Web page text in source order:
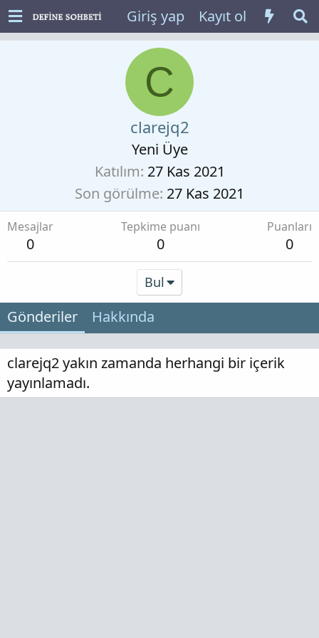
Giriş yap Kayıt ol
C
clarejq2
Yeni Üye
Katılım 27 Kas 2021
Son görülme 27 Kas 2021
Mesajlar
0
Tepkime puanı
0
Puanları
0
Bul
Gönderiler Hakkında
clarejq2 yakın zamanda herhangi bir içerik
yayınlamadı.